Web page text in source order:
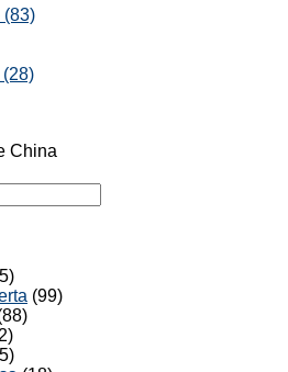
(83)
China
(99)